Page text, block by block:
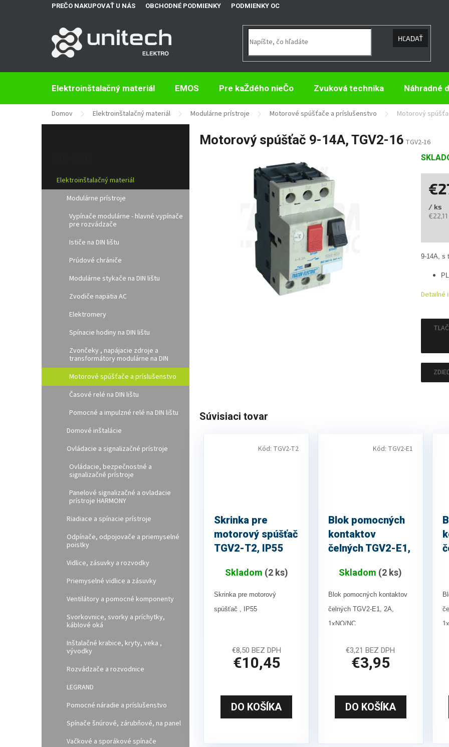
PREČO NAKUPOVAŤ U NÁS OBCHODNÉ PODMIENKY PODMIENKY OCHRANY OSOBNÝCH ÚDAJOV
HĽADAŤ
Elektroinštalačný materiál EMOS Pre kaŽdého nieČo Zvuková technika Náhradné
Domov Elektroinštalačný materiál Modulárne prístroje Motorové spúšťače a príslušenstvo Motorový
Elektroinštalačný materiál
Modulárne prístroje
Vypínače modulárne - hlavné vypínače
pre rozvádzače
Ističe na DIN lištu
Prúdové chrániče
Modulárne stykače na DIN lištu
Zvodiče napätia AC
Elektromery
Spínacie hodiny na DIN lištu
Zvončeky , napájacie zdroje a
transformátory modulárne na DIN
Motorové spúšťače a príslušenstvo
Časové relé na DIN lištu
Pomocné a impulzné relé na DIN lištu
Domové inštalácie
Ovládacie a signalizačné prístroje
Ovládacie, bezpečnostné a
signalizačné prístroje
Panelové signalizačné a ovladacie
prístroje HARMONY
Riadiace a spínacie prístroje
Odpínače, odpojovače a priemyselné
poistky
Vidlice, zásuvky a rozvodky
Priemyselné vidlice a zásuvky
Ventilátory a pomocné komponenty
Svorkovnice, svorky a príchytky,
káblové oká
Inštalačné krabice, kryty, veka ,
vývodky
Rozvádzače a rozvodnice
LEGRAND
Pomocné náradie a príslušenstvo
Spínače šnúrové, zárubňové, na panel
Vačkové a sporákové spínače
Motorový spúšťač 9-14A, TGV2-16 TGV2-16
/ ks
9-14A, s
Detailné
TLAČ
Súvisiaci tovar
Skrinka pre
motorový spúšťač
TGV2-T2, IP55
Skladom (2 ks)
€8,50 BEZ DPH
€10,45
DO KOŠÍKA
Skrinka pre motorový
spúšťač , IP55
Kód: TGV2-T2
Blok pomocných
kontaktov
čelných TGV2-E1,
Skladom (2 ks)
€3,21 BEZ DPH
€3,95
DO KOŠÍKA
Blok pomocných kontaktov
čelných TGV2-E1, 2A,
1xNO/NC
PLU kód : 30853
Kód: TGV2-E1